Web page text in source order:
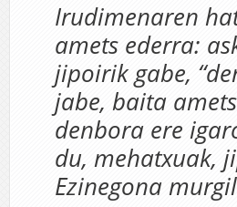
Irudimenaren
amets ederra:
jipoirik gabe,
jabe, baita
denbora ere
du, mehatxuak,
Ezinegona